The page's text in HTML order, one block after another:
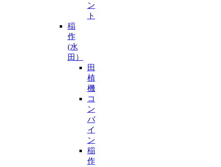
ン
ト
稲
作
(水
田）
田
植
機
コ
ン
バ
イ
ン
稲
作